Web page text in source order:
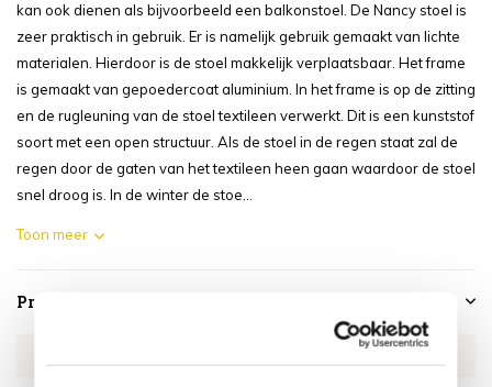
kan ook dienen als bijvoorbeeld een balkonstoel. De Nancy stoel is
zeer praktisch in gebruik. Er is namelijk gebruik gemaakt van lichte
materialen. Hierdoor is de stoel makkelijk verplaatsbaar. Het frame
is gemaakt van gepoedercoat aluminium. In het frame is op de zitting
en de rugleuning van de stoel textileen verwerkt. Dit is een kunststof
soort met een open structuur. Als de stoel in de regen staat zal de
regen door de gaten van het textileen heen gaan waardoor de stoel
snel droog is. In de winter de stoe...
Toon meer
Productspecificaties